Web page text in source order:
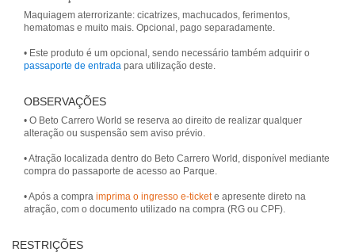
Maquiagem aterrorizante: cicatrizes, machucados, ferimentos,
hematomas e muito mais. Opcional, pago separadamente.
• Este produto é um opcional, sendo necessário também adquirir o
passaporte de entrada para utilização deste.
OBSERVAÇÕES
• O Beto Carrero World se reserva ao direito de realizar qualquer
alteração ou suspensão sem aviso prévio.
• Atração localizada dentro do Beto Carrero World, disponível mediante
compra do passaporte de acesso ao Parque.
• Após a compra imprima o ingresso e-tickete apresente direto na
atração, com o documento utilizado na compra (RG ou CPF).
RESTRIÇÕES